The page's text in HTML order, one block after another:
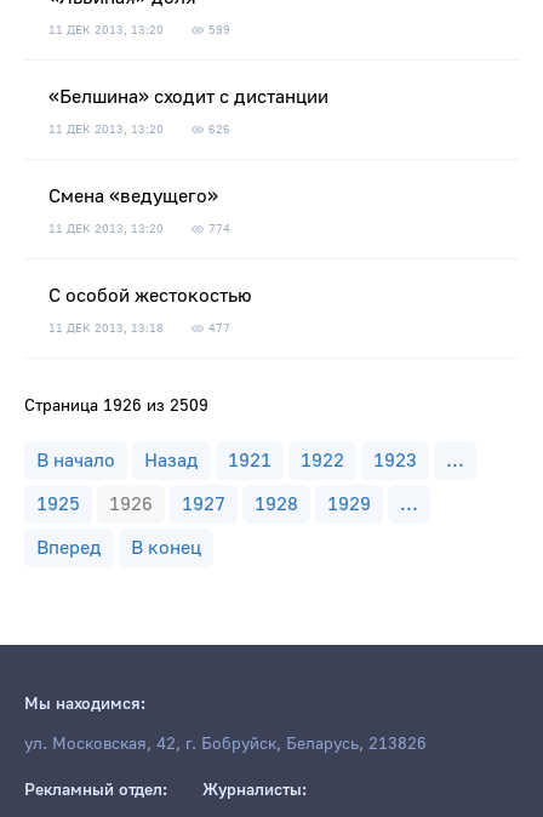
11 ДЕК 2013, 13:20 599
«Белшина» сходит с дистанции
11 ДЕК 2013, 13:20 626
Смена «ведущего»
11 ДЕК 2013, 13:20 774
С особой жестокостью
11 ДЕК 2013, 13:18 477
Страница 1926 из 2509
В начало Назад 1921 1922 1923
...
1925
1926 1927 1928 1929
...
Вперед
В конец
Мы находимся:
ул. Московская, 42, г. Бобруйск, Беларусь, 213826
Рекламный отдел: Журналисты: